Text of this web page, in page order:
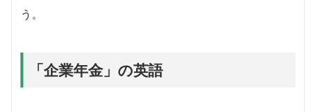
う。
「企業年金」の英語